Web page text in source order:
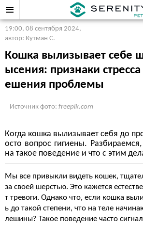
19:00, 08 сентября 2024,
автор: Кутман С.
Кошка вылизывает себе
ысения: признаки
ешения проблемы
Источник фото: freepik.com
Когда кошка вылизывает себя до
осто вопрос гигиены. Разбираемся,
на такое поведение и что с этим
Мы все привыкли видеть кошек,
за своей шерстью. Это кажется
т тревоги. Однако что, если кошка
ь до такой степени, что на теле
лешины? Такое поведение часто